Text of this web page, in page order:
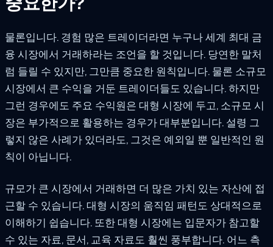
물론입니다. 경험 많은 트레이더라면 누구나 세계 최대 금
융 시장에서 거래하라는 조언을 할 것입니다. 당연한 말처
럼 들릴 수 있지만, 그만큼 중요한 원칙입니다. 물론 소규모
시장에서 큰 수익을 거둔 트레이더들도 있습니다. 하지만
그런 경우에도 주요 수익원은 대형 시장에 두고, 소규모 시
장은 부가적으로 활용하는 경우가 대부분입니다. 설령 그
렇지 않은 사례가 있더라도, 그것은 예외일 뿐 일반적인 원
칙이 아닙니다.
규모가 큰 시장에서 거래하면 더 많은 가치 있는 자산에 접
근할 수 있습니다. 대형 시장의 움직임 패턴도 상대적으로
이해하기 쉽습니다. 또한 대형 시장에는 입문자가 참고할
수 있는 자료, 문서, 교육 자료도 훨씬 풍부합니다. 어느 측